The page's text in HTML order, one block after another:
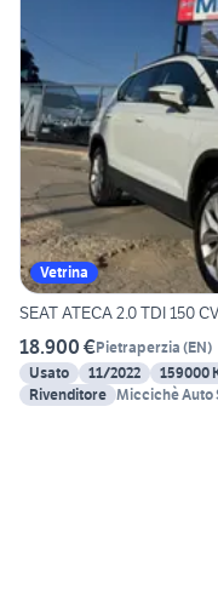
Vetrina
SEAT ATECA 2.0 TDI 150
18.900 €Pietraperzia (EN)
Usato
11/2022 159000
Rivenditore Miccichè Auto